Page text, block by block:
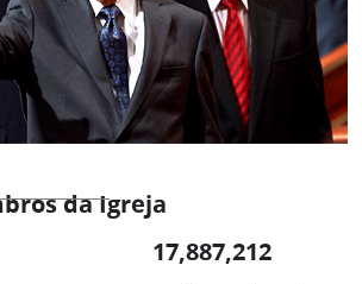
da Igreja
17,887,212